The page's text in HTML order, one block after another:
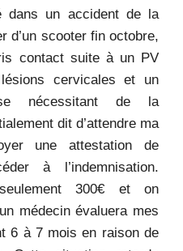
dans un accident de la
d’un scooter fin octobre,
contact suite à un PV
cervicales et un
nécessitant de la
dit d’attendre ma
une attestation de
à l’indemnisation.
300€ et on
médecin évaluera mes
6 à 7 mois en raison de